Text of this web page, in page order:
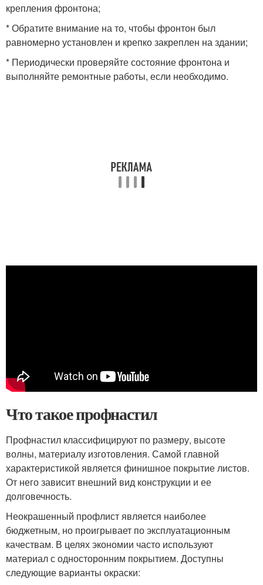
крепления фронтона;
* Обратите внимание на то, чтобы фронтон был
равномерно установлен и крепко закреплен на здании;
* Периодически проверяйте состояние фронтона и
выполняйте ремонтные работы, если необходимо.
Что такое профнастил
Профнастил классифицируют по размеру, высоте
волны, материалу изготовления. Самой главной
характеристикой является финишное покрытие листов.
От него зависит внешний вид конструкции и ее
долговечность.
Неокрашенный профлист является наиболее
бюджетным, но проигрывает по эксплуатационным
качествам. В целях экономии часто используют
материал с односторонним покрытием. Доступны
следующие варианты окраски: